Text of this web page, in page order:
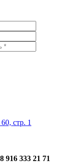
стр. 1
8 916 333 21 71